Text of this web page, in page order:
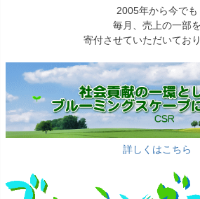
2005年から今でも
毎月、売上の一部を
寄付させていただいており
詳しくはこちら